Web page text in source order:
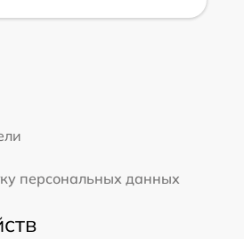
персональных данных